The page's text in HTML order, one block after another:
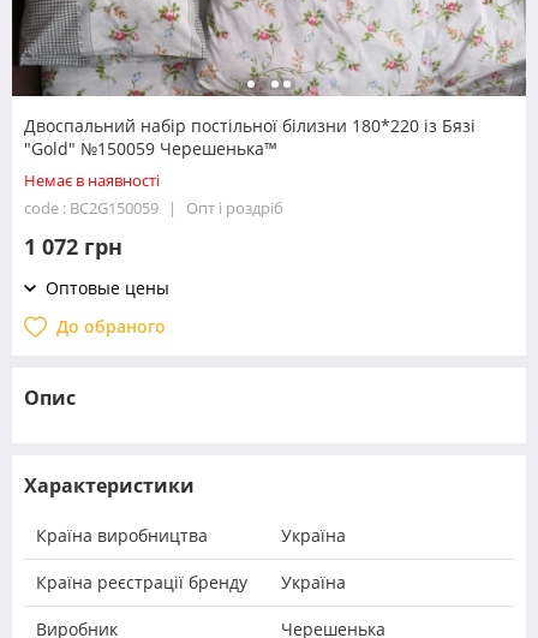
Двоспальний набір постільної білизни 180*220 із Бязі
"Gold" №150059 Черешенька™
Немає в наявності
code : BC2G150059
Опт і роздріб
1 072 грн
Оптовые цены
До обраного
Опис
Характеристики
Країна виробництва Україна
Країна реєстрації бренду Україна
Виробник Черешенька